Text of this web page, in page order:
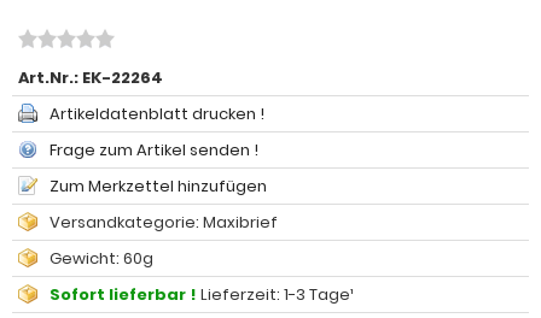
Art.Nr.: EK-22264
Artikeldatenblatt drucken !
Frage zum Artikel senden !
Zum Merkzettel hinzufügen
Versandkategorie: Maxibrief
Gewicht: 60g
Sofort lieferbar ! Lieferzeit: 1-3 Tage¹